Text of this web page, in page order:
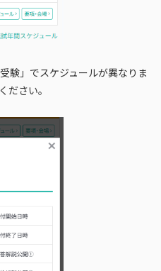
験」でスケジュールが異なりま
ださい。